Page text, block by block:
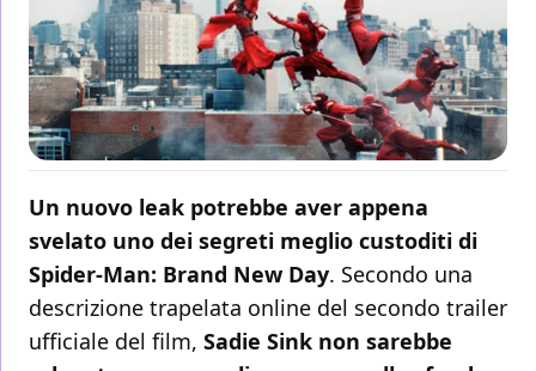
Un nuovo leak potrebbe aver appena
svelato uno dei segreti meglio custoditi di
Spider-Man: Brand New Day. Secondo una
descrizione trapelata online del secondo trailer
ufficiale del film, Sadie Sink non sarebbe